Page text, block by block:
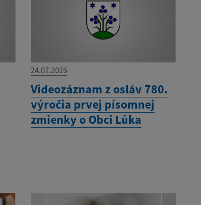
24.07.2026
Videozáznam z osláv 780.
výročia prvej písomnej
zmienky o Obci Lúka